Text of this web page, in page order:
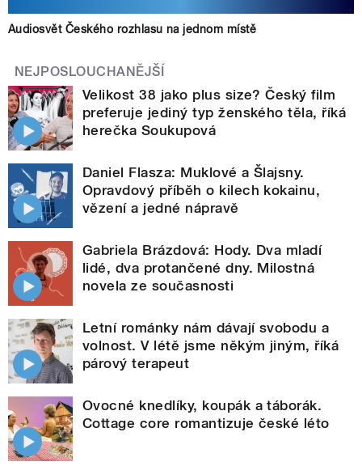
Audiosvět Českého rozhlasu na jednom místě
NEJPOSLOUCHANĚJŠÍ
Velikost 38 jako plus size? Český film
preferuje jediný typ ženského těla, říká
herečka Soukupová
Daniel Flasza: Muklové a Šlajsny.
Opravdový příběh o kilech kokainu,
vězení a jedné nápravě
Gabriela Brázdová: Hody. Dva mladí
lidé, dva protančené dny. Milostná
novela ze současnosti
Letní románky nám dávají svobodu a
volnost. V létě jsme někým jiným, říká
párový terapeut
Ovocné knedlíky, koupák a táborák.
Cottage core romantizuje české léto